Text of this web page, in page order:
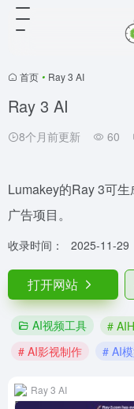
首页 • Ray 3 AI
Ray 3 AI
8个月前更新 60
Lumakey的Ray 3可
广告项目。
收录时间： 2025-11-29
打开网站
AI视频工具 #
# AI影视制作
# AI
Ray 3 AI